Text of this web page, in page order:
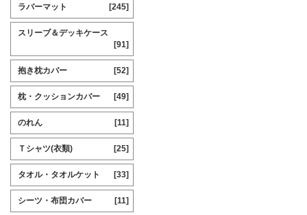
ラバーマット [245]
スリーブ＆デッキケース
[91]
抱き枕カバー [52]
枕・クッションカバー [49]
のれん [11]
Ｔシャツ(衣類) [25]
タオル・タオルケット [33]
シーツ・布団カバー [11]